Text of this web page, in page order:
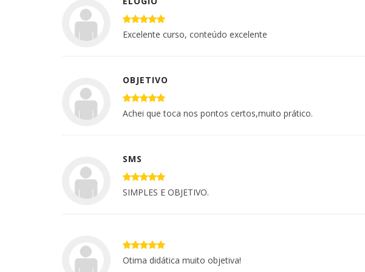
Excelente curso, conteúdo excelente
OBJETIVO
Achei que toca nos pontos certos,muito prático.
SMS
SIMPLES E OBJETIVO.
Otima didática muito objetiva!